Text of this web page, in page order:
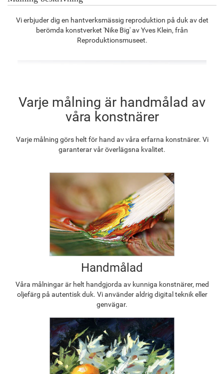
F4613-236
1 010.01kr
F5130-204
1 456.15kr
1 199.09 kr
Vi erbjuder dig en hantverksmässig reproduktion på duk av det
berömda konstverket 'Nike Big' av Yves Klein, från
Reproduktionsmuseet.
Varje målning är handmålad av
våra konstnärer
Varje målning görs helt för hand av våra erfarna konstnärer. Vi
garanterar vår överlägsna kvalitet.
Handmålad
Våra målningar är helt handgjorda av kunniga konstnärer, med
oljefärg på autentisk duk. Vi använder aldrig digital teknik eller
genvägar.